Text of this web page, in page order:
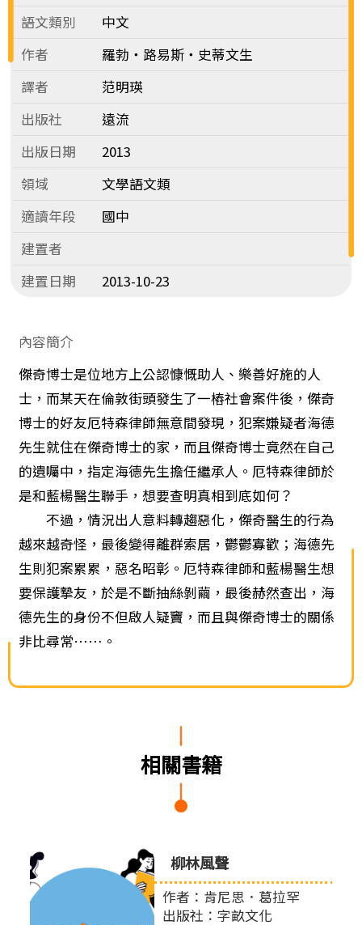
語文類別
中文
作者
羅勃‧路易斯‧史蒂文生
譯者
范明瑛
出版社
遠流
出版日期
2013
領域
文學語文類
適讀年段
國中
建置者
建置日期
2013-10-23
內容簡介
傑奇博士是位地方上公認慷慨助人、樂善好施的人
士，而某天在倫敦街頭發生了一樁社會案件後，傑奇
博士的好友厄特森律師無意間發現，犯案嫌疑者海德
先生就住在傑奇博士的家，而且傑奇博士竟然在自己
的遺囑中，指定海德先生擔任繼承人。厄特森律師於
是和藍楊醫生聯手，想要查明真相到底如何？
不過，情況出人意料轉趨惡化，傑奇醫生的行為
越來越奇怪，最後變得離群索居，鬱鬱寡歡；海德先
生則犯案累累，惡名昭彰。厄特森律師和藍楊醫生想
要保護摯友，於是不斷抽絲剝繭，最後赫然查出，海
德先生的身份不但啟人疑竇，而且與傑奇博士的關係
非比尋常……。
相關書籍
柳林風聲
作者：肯尼思．葛拉罕
出版社：字畝文化